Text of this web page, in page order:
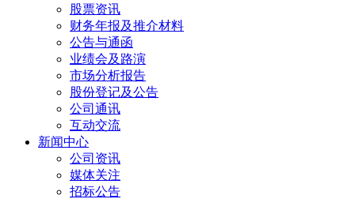
股票资讯
财务年报及推介材料
公告与通函
业绩会及路演
市场分析报告
股份登记及公告
公司通讯
互动交流
新闻中心
公司资讯
媒体关注
招标公告